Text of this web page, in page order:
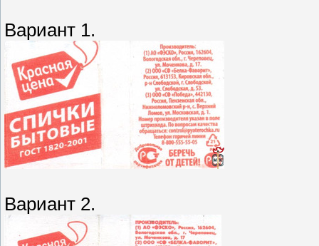
Вариант 1.
Вариант 2.